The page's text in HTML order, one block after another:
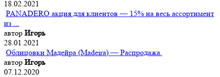
18.02.2021
PANADERO акция для клиентов — 15% на весь ассортимент
из ...
автор Игорь
28.01.2021
Облицовки Мадейра (Мadeira) — Распродажа.
автор Игорь
07.12.2020